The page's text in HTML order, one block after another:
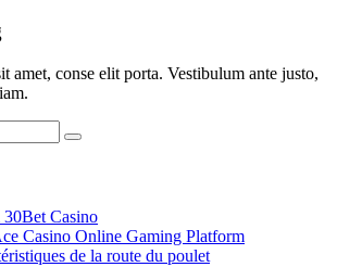
amet, conse elit porta. Vestibulum ante justo,
Casino
Casino Online Gaming Platform
de la route du poulet